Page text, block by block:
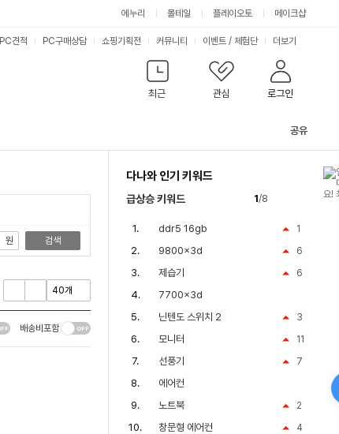
에누리 몰테일 플레이오토 메이크샵
최근 관심 로그인
PC견적 PC구매상담 쇼핑기획전 커뮤니티 이벤트 / 체험단 더보기
공유
원 검색
배송비포함
다나와 인기 키워드
급상승 키워드 1/8
1
ddr5 16gb
6
9800x3d
6
제습기
7700x3d
3
닌텐도 스위치 2
11
모니터
7
선풍기
에어컨
2
노트북
4
창문형 에어컨